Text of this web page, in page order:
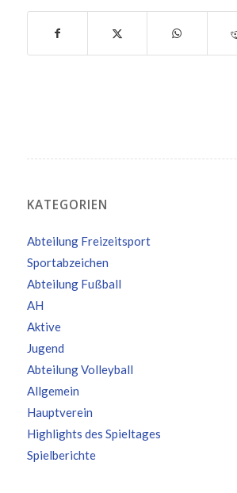
KATEGORIEN
Abteilung Freizeitsport
Sportabzeichen
Abteilung Fußball
AH
Aktive
Jugend
Abteilung Volleyball
Allgemein
Hauptverein
Highlights des Spieltages
Spielberichte